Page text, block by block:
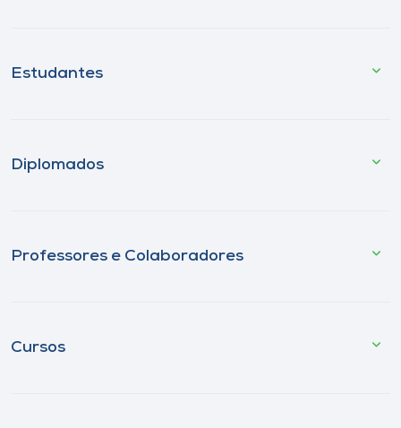
Estudantes
Diplomados
Professores e Colaboradores
Cursos